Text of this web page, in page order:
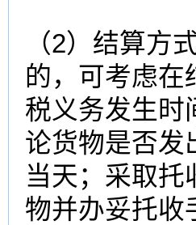
（2）结算方
的，可考虑在
税义务发生时
论货物是否发
当天；采取
物并办妥托收